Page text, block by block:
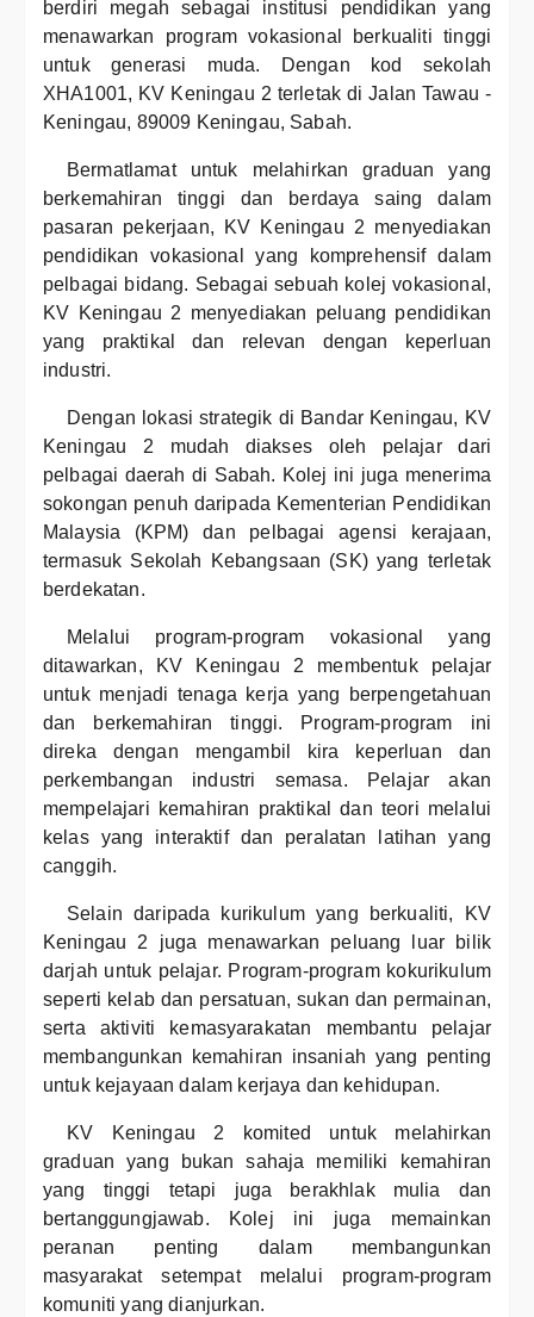
berdiri megah sebagai institusi pendidikan yang
menawarkan program vokasional berkualiti tinggi
untuk generasi muda. Dengan kod sekolah
XHA1001, KV Keningau 2 terletak di Jalan Tawau -
Keningau, 89009 Keningau, Sabah.
Bermatlamat untuk melahirkan graduan yang
berkemahiran tinggi dan berdaya saing dalam
pasaran pekerjaan, KV Keningau 2 menyediakan
pendidikan vokasional yang komprehensif dalam
pelbagai bidang. Sebagai sebuah kolej vokasional,
KV Keningau 2 menyediakan peluang pendidikan
yang praktikal dan relevan dengan keperluan
industri.
Dengan lokasi strategik di Bandar Keningau, KV
Keningau 2 mudah diakses oleh pelajar dari
pelbagai daerah di Sabah. Kolej ini juga menerima
sokongan penuh daripada Kementerian Pendidikan
Malaysia (KPM) dan pelbagai agensi kerajaan,
termasuk Sekolah Kebangsaan (SK) yang terletak
berdekatan.
Melalui program-program vokasional yang
ditawarkan, KV Keningau 2 membentuk pelajar
untuk menjadi tenaga kerja yang berpengetahuan
dan berkemahiran tinggi. Program-program ini
direka dengan mengambil kira keperluan dan
perkembangan industri semasa. Pelajar akan
mempelajari kemahiran praktikal dan teori melalui
kelas yang interaktif dan peralatan latihan yang
canggih.
Selain daripada kurikulum yang berkualiti, KV
Keningau 2 juga menawarkan peluang luar bilik
darjah untuk pelajar. Program-program kokurikulum
seperti kelab dan persatuan, sukan dan permainan,
serta aktiviti kemasyarakatan membantu pelajar
membangunkan kemahiran insaniah yang penting
untuk kejayaan dalam kerjaya dan kehidupan.
KV Keningau 2 komited untuk melahirkan
graduan yang bukan sahaja memiliki kemahiran
yang tinggi tetapi juga berakhlak mulia dan
bertanggungjawab. Kolej ini juga memainkan
peranan penting dalam membangunkan
masyarakat setempat melalui program-program
komuniti yang dianjurkan.